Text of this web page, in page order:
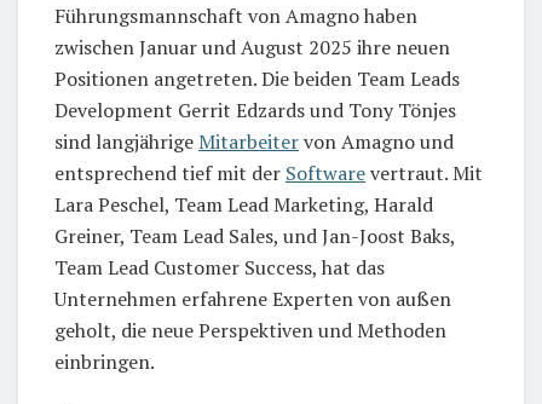
Führungsmannschaft von Amagno haben
zwischen Januar und August 2025 ihre neuen
Positionen angetreten. Die beiden Team Leads
Development Gerrit Edzards und Tony Tönjes
sind langjährigeMitarbeitervon Amagno und
entsprechend tief mit der Softwarevertraut. Mit
Lara Peschel, Team Lead Marketing, Harald
Greiner, Team Lead Sales, und Jan-Joost Baks,
Team Lead Customer Success, hat das
Unternehmen erfahrene Experten von außen
geholt, die neue Perspektiven und Methoden
einbringen.